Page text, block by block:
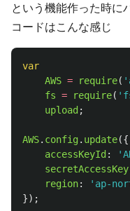
という機能作った時に
コードはこんな感じ
var
AWS = require( '
fs = require( '
upload ;
AWS. config. update({
accessKeyId : '
secretAccessKey
region: ' ap-
});